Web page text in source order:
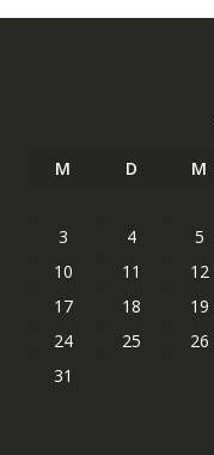
M D M
3
4 5
10
11 12
17
18 19
24
25 26
31